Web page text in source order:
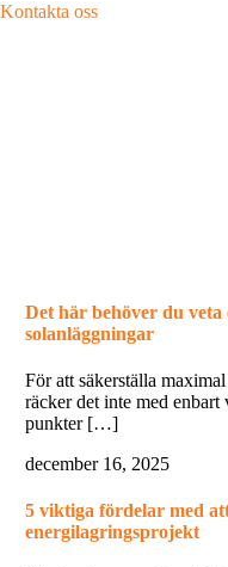
Kontakta oss
Det här behöver du
solanläggningar
För att säkerställa
räcker det inte med
punkter […]
december 16, 2025
5 viktiga fördelar med
energilagringsprojekt